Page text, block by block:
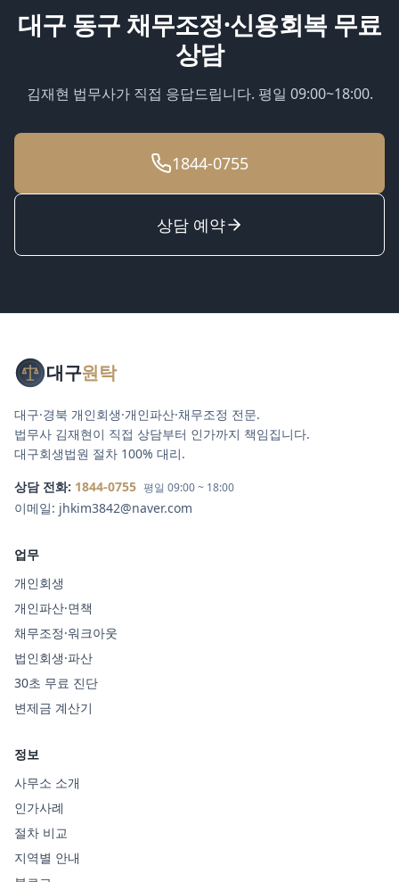
대구 동구채무조정·신용회복 무료
상담
김재현 법무사가 직접 응답드립니다. 평일 09:00~18:00.
1844-0755
상담 예약
대구원탁
대구·경북 개인회생·개인파산·채무조정 전문.
법무사 김재현이 직접 상담부터 인가까지 책임집니다.
대구회생법원 절차 100% 대리.
상담 전화: 1844-0755 평일 09:00 ~ 18:00
이메일: jhkim3842@naver.com
업무
개인회생
개인파산·면책
채무조정·워크아웃
법인회생·파산
30초 무료 진단
변제금 계산기
정보
사무소 소개
인가사례
절차 비교
지역별 안내